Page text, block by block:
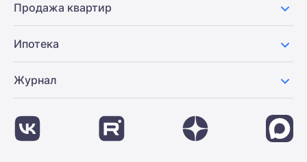
проекте
Контакты
Реклама
сайте
Машино-
места
Продажа квартир
Ипотека
Журнал